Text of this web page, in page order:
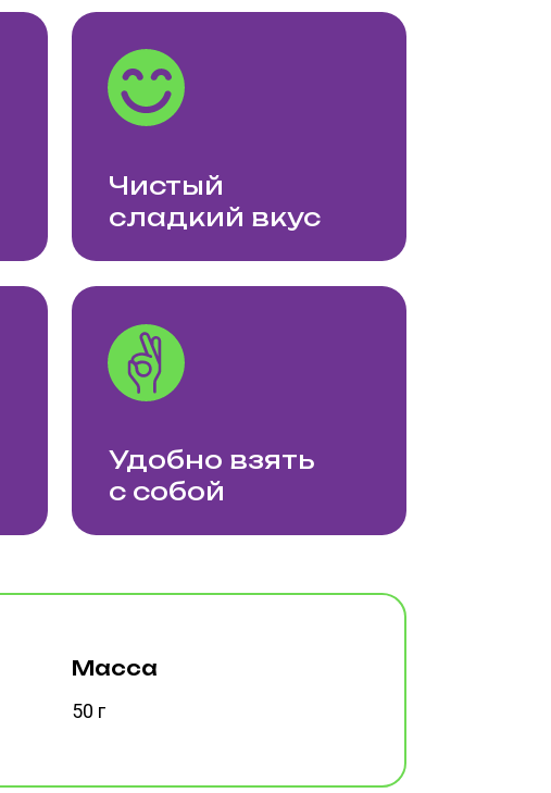
сладкий вкус
Удобно взять